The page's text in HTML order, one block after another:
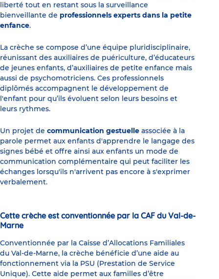
liberté tout en restant sous la surveillance
bienveillante de professionnels experts dans la petite
enfance.
La crèche se compose d’une équipe pluridisciplinaire,
réunissant des auxiliaires de puériculture, d’éducateurs
de jeunes enfants, d’auxiliaires de petite enfance mais
aussi de psychomotriciens. Ces professionnels
diplômés accompagnent le développement de
l'enfant pour qu’ils évoluent selon leurs besoins et
leurs rythmes.
Un projet de communication gestuelle associée à la
parole permet aux enfants d'apprendre le langage des
signes bébé et offre ainsi aux enfants un mode de
communication complémentaire qui peut faciliter les
échanges lorsqu'ils n'arrivent pas encore à s'exprimer
verbalement.
Cette crèche est conventionnée par la CAF du Val-de-
Marne
Conventionnée par la Caisse d’Allocations Familiales
du Val-de-Marne, la crèche bénéficie d’une aide au
fonctionnement via la PSU (Prestation de Service
Unique). Cette aide permet aux familles d’être